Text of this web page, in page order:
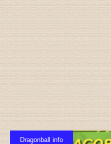
Dragonball info